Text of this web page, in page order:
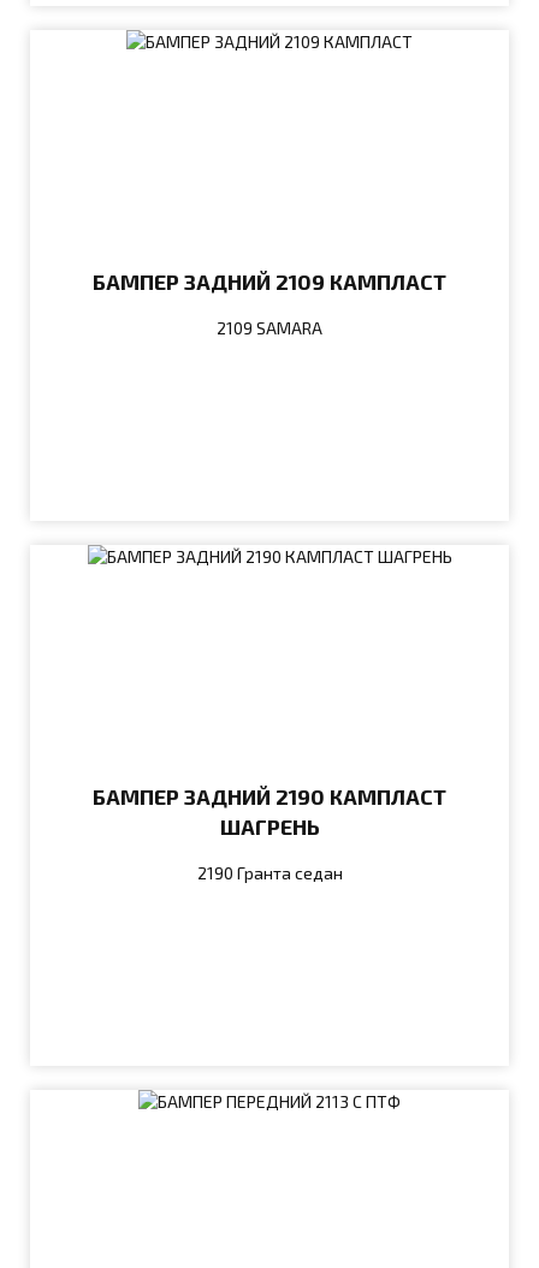
БАМПЕР ЗАДНИЙ 2109 КАМПЛАСТ
2109 SAMARA
БАМПЕР ЗАДНИЙ 2190 КАМПЛАСТ
ШАГРЕНЬ
2190 Гранта седан